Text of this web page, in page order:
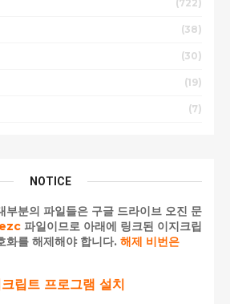
(722)
(38)
(30)
(19)
(7)
NOTICE
부분의 파일들은 구글 드라이브 오진 문
ezc 파일이므로 아래에 링크된 이지크립
화를 해제해야 합니다. 해제 비번은
립트 프로그램 설치